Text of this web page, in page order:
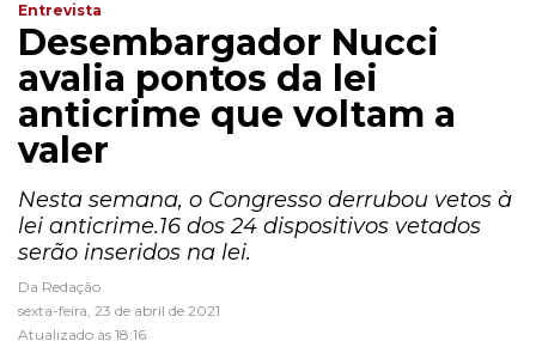
Entrevista
Desembargador Nucci
avalia pontos da lei
anticrime que voltam a
valer
Nesta semana, o Congresso derrubou vetos à
lei anticrime.16 dos 24 dispositivos vetados
serão inseridos na lei.
Da Redação
sexta-feira, 23 de abril de 2021
Atualizado às 18:16